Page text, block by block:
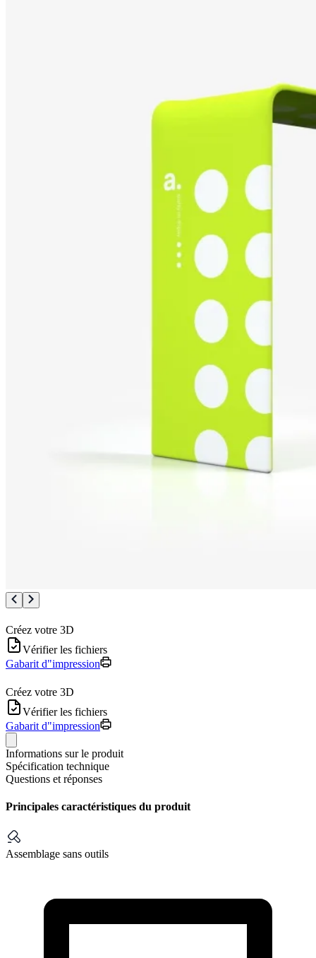
Créez votre 3D
Vérifier les fichiers
Gabarit d"impression
Créez votre 3D
Vérifier les fichiers
Gabarit d"impression
Informations sur le produit
Spécification technique
Questions et réponses
Principales caractéristiques du produit
Assemblage sans outils